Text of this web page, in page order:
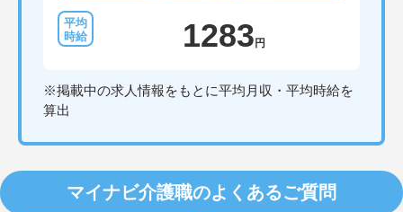
1283 円
※掲載中の求人情報をもとに平均月収・平均時給を
算出
マイナビ介護職のよくあるご質問